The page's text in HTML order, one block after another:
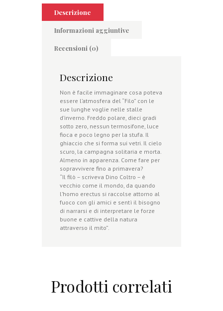
Descrizione
Informazioni aggiuntive
Recensioni (0)
Descrizione
Non è facile immaginare cosa poteva
essere l’atmosfera del “Filo” con le
sue lunghe voglie nelle stalle
d’inverno. Freddo polare, dieci gradi
sotto zero, nessun termosifone, luce
fioca e poco legno per la stufa. Il
ghiaccio che si forma sui vetri. Il cielo
scuro, la campagna solitaria e morta.
Almeno in apparenza. Come fare per
sopravvivere fino a primavera?
“Il filò – scriveva Dino Coltro – è
vecchio come il mondo, da quando
l’homo erectus si raccolse attorno al
fuoco con gli amici e sentì il bisogno
di narrarsi e di interpretare le forze
buone e cattive della natura
attraverso il mito”.
Prodotti correlati